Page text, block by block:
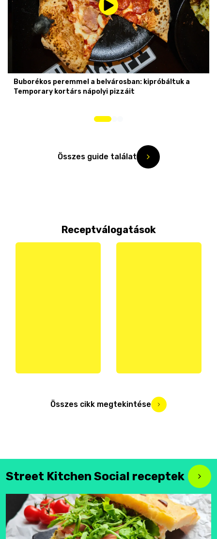
Buborékos peremmel a belvárosban: kipróbáltuk a
Temporary kortárs nápolyi pizzáit
Összes guide találat
Receptválogatások
Összes cikk megtekintése
Street Kitchen Social receptek